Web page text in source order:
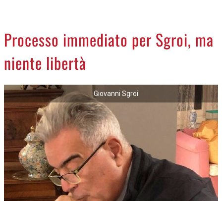
LA PIAZZA
ACCEDI
Processo immediato per Sgroi, ma
niente libertà
Giovanni Sgroi